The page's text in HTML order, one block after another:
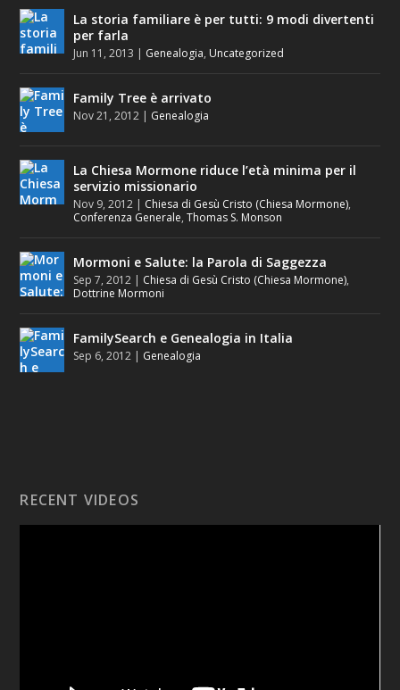
La storia familiare è per tutti: 9 modi divertenti
per farla
Jun 11, 2013 | Genealogia, Uncategorized
Family Tree è arrivato
Nov 21, 2012 | Genealogia
La Chiesa Mormone riduce l’età minima per il
servizio missionario
Nov 9, 2012 | Chiesa di Gesù Cristo (Chiesa Mormone),
Conferenza Generale,Thomas S. Monson
Mormoni e Salute: la Parola di Saggezza
Sep 7, 2012 | Chiesa di Gesù Cristo (Chiesa Mormone),
Dottrine Mormoni
FamilySearch e Genealogia in Italia
Sep 6, 2012 | Genealogia
RECENT VIDEOS